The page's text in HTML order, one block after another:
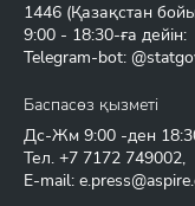
1446 (Қазақстан
9:00 - 18:30-ға дейін:
Telegram-bot:
Баспасөз қызметі
Дс-Жм 9:00 -ден 18:30
Тел. +7 7172 749002,
E-mail: